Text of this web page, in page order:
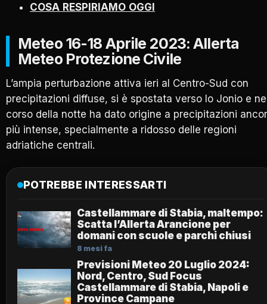
COSA RESPIRIAMO OGGI
Meteo 16-18 Aprile 2023: Allerta
Meteo Protezione Civile
L’ampia perturbazione attiva ieri al Centro-Sud con
precipitazioni diffuse, si è spostata verso lo Jonio e
corso della notte ha dato origine a precipitazioni
più intense, specialmente a ridosso delle regioni
adriatiche centrali.
POTREBBE INTERESSARTI
Castellammare di Stabia, maltempo:
Scatta l’Allerta Arancione per
domani con scuole e parchi chiusi
8 mesi fa
Previsioni Meteo 20 Luglio 2024:
Nord, Centro, Sud Focus
Castellammare di Stabia, Napoli e
Province Campane